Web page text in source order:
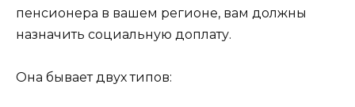
пенсионера в вашем регионе, вам должны
назначить социальную доплату.
Она бывает двух типов: